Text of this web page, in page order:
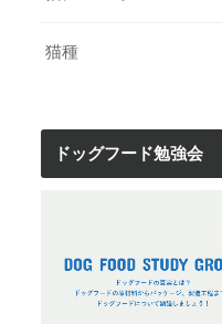
猫種
ドッグフード勉強会